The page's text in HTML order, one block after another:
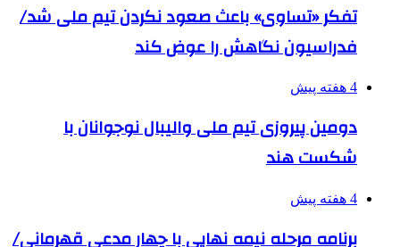
تفکر «تساوی» باعث صعود نکردن تیم ملی شد/
فدراسیون نگاهش را عوض کند
4 هفته پیش
دومین پیروزی تیم ملی والیبال نوجوانان با
شکست هند
4 هفته پیش
برنامه مرحله نیمه نهایی با چهار مدعی قهرمانی/